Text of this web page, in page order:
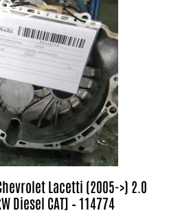
Lacetti (2005->) 2.0
Diesel CAT] – 114774